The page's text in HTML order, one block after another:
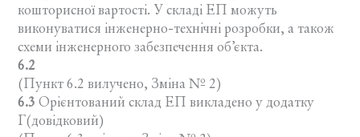
кошторисної вартості. У складі ЕП можуть
виконуватися інженерно-технічні розробки, а також
схеми інженерного забезпечення об’єкта.
6.2
(Пункт 6.2 вилучено, Зміна № 2)
6.3 Орієнтований склад ЕП викладено у додатку
Г(довідковий)